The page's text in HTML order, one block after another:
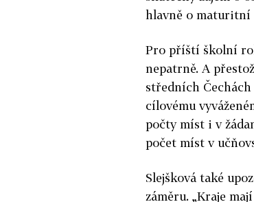
hlavně o maturitní
Pro příští školní
nepatrně. A
středních
cílovému
počty míst i v
počet míst v
Slejšková také
záměru. „Kraje